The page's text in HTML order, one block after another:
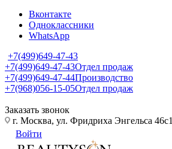
Вконтакте
Одноклассники
WhatsApp
+7(499)649-47-43
+7(499)649-47-43Отдел продаж
+7(499)649-47-44Производство
+7(968)056-15-05Отдел продаж
Заказать звонок
г. Москва, ул. Фридриха Энгельса 46с1
Войти